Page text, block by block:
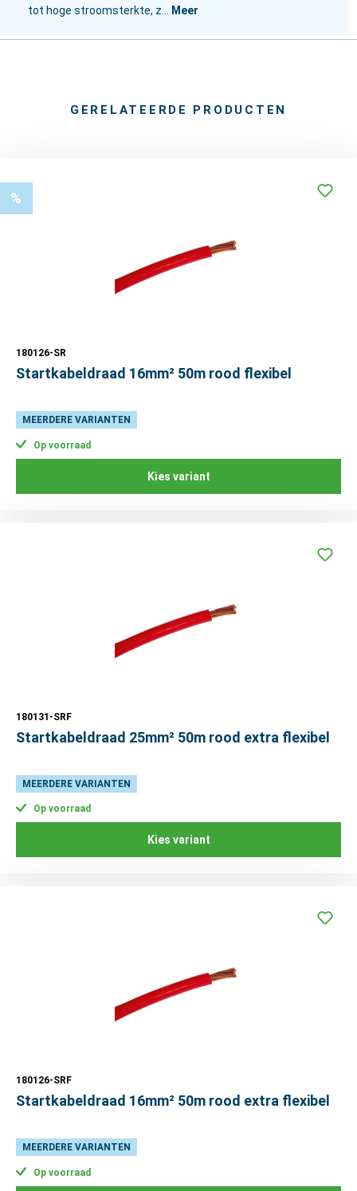
tot hoge stroomsterkte, z… Meer
GERELATEERDE PRODUCTEN
%
180126-SR
Startkabeldraad 16mm² 50m rood flexibel
MEERDERE VARIANTEN
Op voorraad
Kies variant
180131-SRF
Startkabeldraad 25mm² 50m rood extra flexibel
MEERDERE VARIANTEN
Op voorraad
Kies variant
180126-SRF
Startkabeldraad 16mm² 50m rood extra flexibel
MEERDERE VARIANTEN
Op voorraad